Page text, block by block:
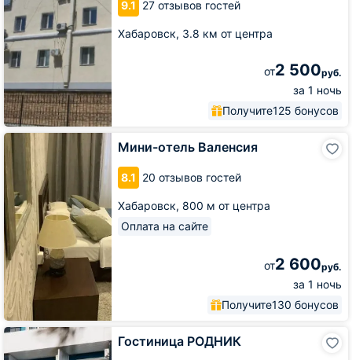
9.1 27 отзывов гостей
Хабаровск, 3.8 км от центра
от2 500руб.
за 1 ночь
Получите125 бонусов
Мини-отель Валенсия
8.1 20 отзывов гостей
Хабаровск, 800 м от центра
Оплата на сайте
от2 600руб.
за 1 ночь
Получите130 бонусов
Мини-
отель
Валенсия
Гостиница РОДНИК
Гостиница
РОДНИК